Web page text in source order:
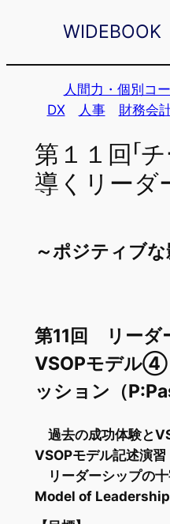
を
WIDEBOOK
人間力・個別コ
DX
人事 財務会
第１１回「
導くリーダ
～ポジティブな
第11回 リーダ
VSOPモデル④
ッション（
過去の成功体験と
VSOPモデル記述演習
リーダーシップの
Model of Leadership